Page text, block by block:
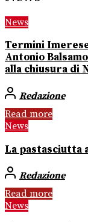
News
Termini
Antonio
alla chiusura di
Redazione
Read more
News
La pastasciutta
Redazione
Read more
News